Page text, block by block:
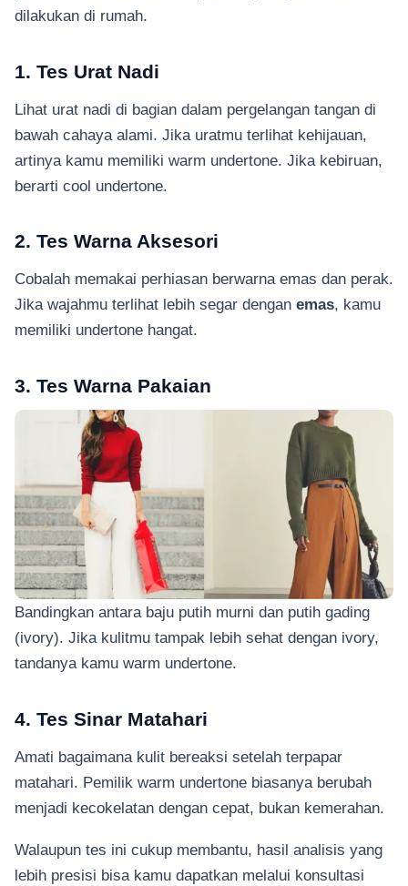
dilakukan di rumah.
1. Tes Urat Nadi
Lihat urat nadi di bagian dalam pergelangan tangan di
bawah cahaya alami. Jika uratmu terlihat kehijauan,
artinya kamu memiliki warm undertone. Jika kebiruan,
berarti cool undertone.
2. Tes Warna Aksesori
Cobalah memakai perhiasan berwarna emas dan perak.
Jika wajahmu terlihat lebih segar dengan emas, kamu
memiliki undertone hangat.
3. Tes Warna Pakaian
Bandingkan antara baju putih murni dan putih gading
(ivory). Jika kulitmu tampak lebih sehat dengan ivory,
tandanya kamu warm undertone.
4. Tes Sinar Matahari
Amati bagaimana kulit bereaksi setelah terpapar
matahari. Pemilik warm undertone biasanya berubah
menjadi kecokelatan dengan cepat, bukan kemerahan.
Walaupun tes ini cukup membantu, hasil analisis yang
lebih presisi bisa kamu dapatkan melalui konsultasi